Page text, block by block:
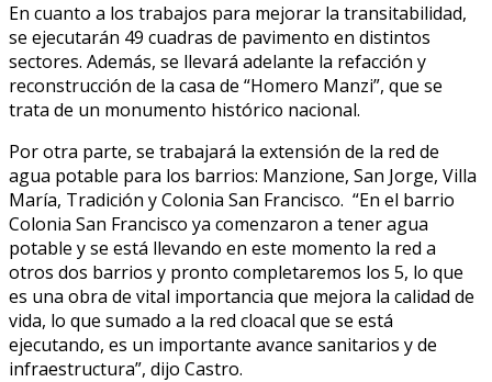
En cuanto a los trabajos para mejorar la transitabilidad,
se ejecutarán 49 cuadras de pavimento en distintos
sectores. Además, se llevará adelante la refacción y
reconstrucción de la casa de “Homero Manzi”, que se
trata de un monumento histórico nacional.
Por otra parte, se trabajará la extensión de la red de
agua potable para los barrios: Manzione, San Jorge, Villa
María, Tradición y Colonia San Francisco. “En el barrio
Colonia San Francisco ya comenzaron a tener agua
potable y se está llevando en este momento la red a
otros dos barrios y pronto completaremos los 5, lo que
es una obra de vital importancia que mejora la calidad de
vida, lo que sumado a la red cloacal que se está
ejecutando, es un importante avance sanitarios y de
infraestructura”, dijo Castro.